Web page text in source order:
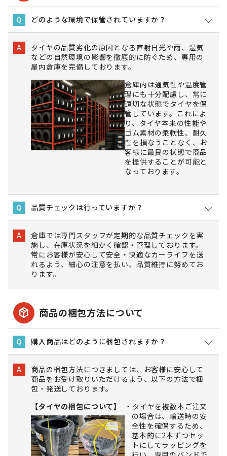
Q どのような環境で保管されていますか？
A
タイヤの品質劣化の原因となる直射日光や雨、湿気
などの自然環境の影響を徹底的に防ぐため、専用の
屋内倉庫を完備しております。
倉庫内は通気性や温度管
理にも十分配慮し、常に
適切な状態でタイヤを保
管しています。これによ
り、タイヤ本来の性能や
ゴム素材の柔軟性、耐久
性を損なうことなく、お
客様に最良の状態で商品
を提供することが可能と
なっております。
Q 品質チェックは行っていますか？
A
倉庫では専門スタッフが定期的な品質チェックを実
施し、在庫状況を細かく確認・管理しております。
常にお客様が安心して安全・快適なカーライフを送
れるよう、細心の注意を払い、品質維持に努めてお
ります。
package_2 商品の梱包方法について
Q 購入商品はどのように梱包されますか？
A
商品の梱包方法につきましては、お客様に安心して
商品をお受け取りいただけるよう、以下の方法で梱
包・発送しております。
【タイヤの梱包について】
タイヤを複数本ご注文
の場合は、輸送時の安
全性を確保するため、
基本的に2本ずつセッ
トにしてラッピングを